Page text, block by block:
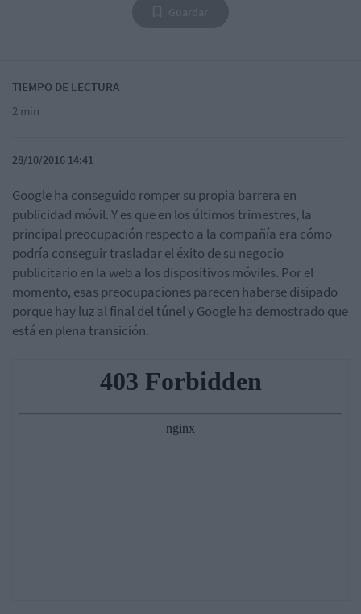
TIEMPO DE LECTURA
2 min
28/10/2016 14:41
Google ha conseguido romper su propia barrera en
publicidad móvil. Y es que en los últimos trimestres, la
principal preocupación respecto a la compañía era cómo
podría conseguir trasladar el éxito de su negocio
publicitario en la web a los dispositivos móviles. Por el
momento, esas preocupaciones parecen haberse disipado
porque hay luz al final del túnel y Google ha demostrado que
está en plena transición.